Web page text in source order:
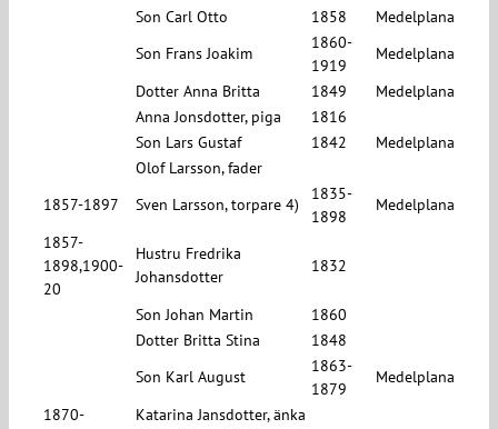
Son Carl Otto
1858
Medelplana
Son Frans Joakim
1860-
1919
Medelplana
Dotter Anna Britta
1849
Medelplana
Anna Jonsdotter, piga
1816
Son Lars Gustaf
1842
Medelplana
Olof Larsson, fader
1857-1897
Sven Larsson, torpare 4)
1835-
1898
Medelplana
1857-
1898,1900-
20
Hustru Fredrika
Johansdotter
1832
Son Johan Martin
1860
Dotter Britta Stina
1848
Son Karl August
1863-
1879
Medelplana
1870-
Katarina Jansdotter, änka